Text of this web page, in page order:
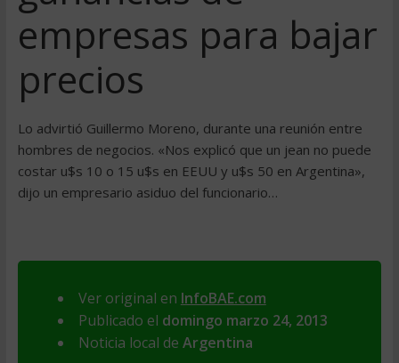
empresas para bajar
precios
Lo advirtió Guillermo Moreno, durante una reunión entre
hombres de negocios. «Nos explicó que un jean no puede
costar u$s 10 o 15 u$s en EEUU y u$s 50 en Argentina»,
dijo un empresario asiduo del funcionario…
Ver original en InfoBAE.com
Publicado el domingo marzo 24, 2013
Noticia local de Argentina